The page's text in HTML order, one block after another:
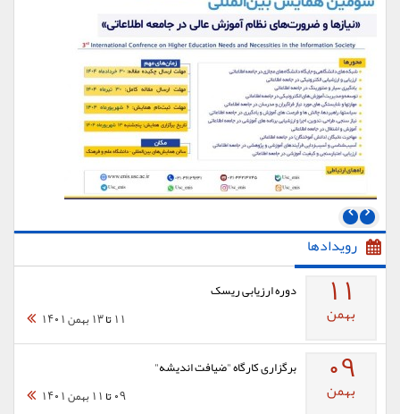
رویدادها
11
بهمن
دوره ارزيابی ريسک
11تا
09
بهمن
برگزاری كارگاه "ضيافت انديشه"
09تا